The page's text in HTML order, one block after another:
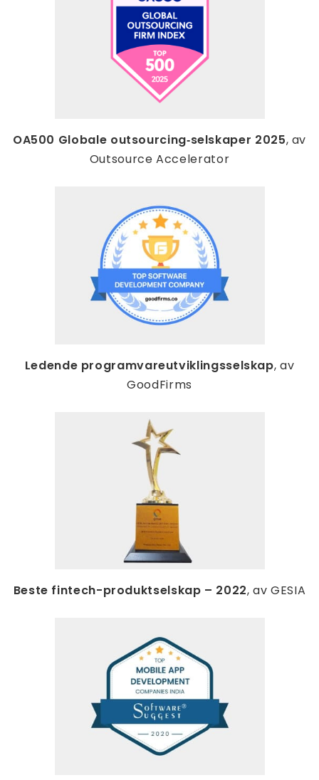
OA500 Globale outsourcing‑selskaper 2025, av
Outsource Accelerator
Ledende programvareutviklingsselskap, av
GoodFirms
Beste fintech-produktselskap – 2022, av GESIA